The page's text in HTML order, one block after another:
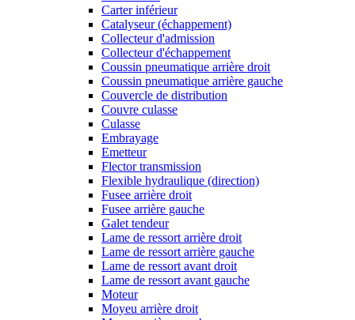
Carter inférieur
Catalyseur (échappement)
Collecteur d'admission
Collecteur d'échappement
Coussin pneumatique arrière droit
Coussin pneumatique arrière gauche
Couvercle de distribution
Couvre culasse
Culasse
Embrayage
Emetteur
Flector transmission
Flexible hydraulique (direction)
Fusee arrière droit
Fusee arrière gauche
Galet tendeur
Lame de ressort arrière droit
Lame de ressort arrière gauche
Lame de ressort avant droit
Lame de ressort avant gauche
Moteur
Moyeu arrière droit